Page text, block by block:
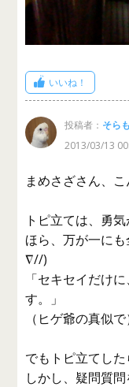
いいね！
投稿者： そら
2013/03/13
まめさざさん、こ
トピ立ては、勇
ほら、万が一に
∇//)
「セキセイだけ
す。」
（ヒゲ爺の真似で
でもトピ立てした
しかし、疑問質